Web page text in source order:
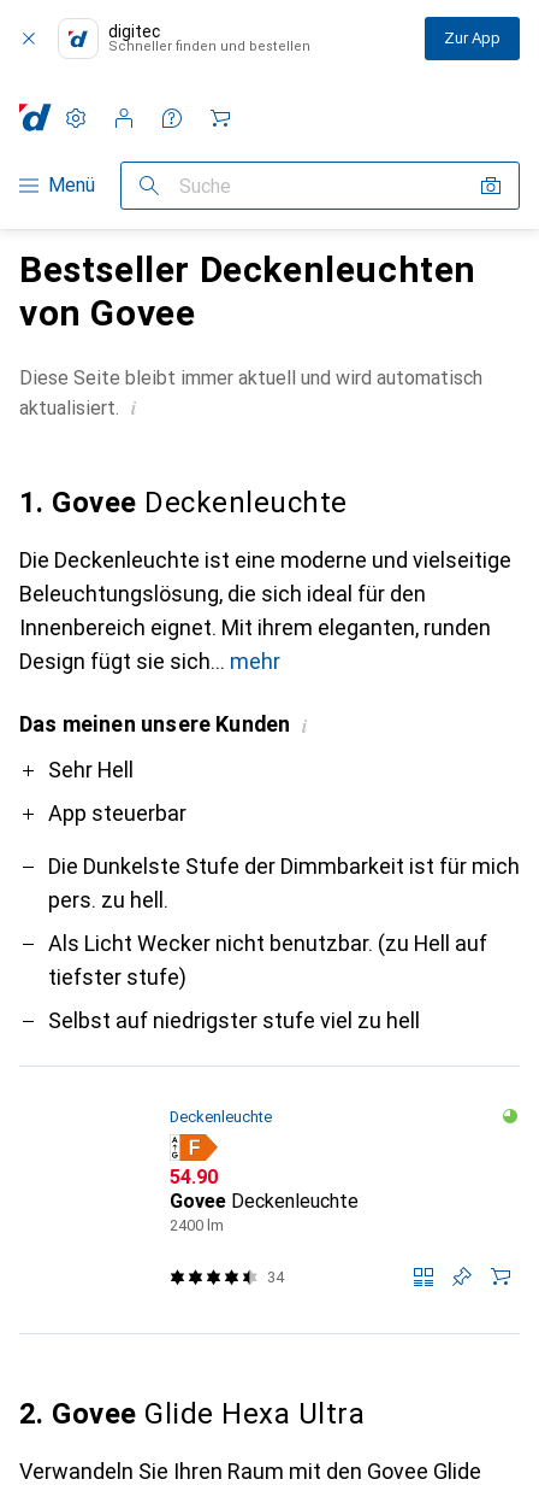
digitec
Schneller finden und bestellen Zur App
Navigation nach Kategorien
Menü Suche
Einstellungen
Kundenkonto
Vergleichslisten
Merklisten
Warenkorb
Bestseller Deckenleuchten
von Govee
Diese Seite bleibt immer aktuell und wird automatisch
aktualisiert. i
1. Govee Deckenleuchte
Die Deckenleuchte ist eine moderne und vielseitige
Beleuchtungslösung, die sich ideal für den
Innenbereich eignet. Mit ihrem eleganten, runden
Design fügt sie sich
mehr
Das meinen unsere Kunden i
ProSehr Hell
App steuerbar
Contra
Die Dunkelste Stufe der Dimmbarkeit ist für mich
pers. zu hell.
Als Licht Wecker nicht benutzbar. (zu Hell auf
tiefster stufe)
Selbst auf niedrigster stufe viel zu hell
Deckenleuchte
CHF
54.90
Govee Deckenleuchte
2400 lm
34
2. Govee Glide Hexa Ultra
Verwandeln Sie Ihren Raum mit den Govee Glide